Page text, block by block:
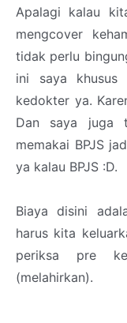
Apalagi kalau
mengcover
tidak perlu
ini saya khusus
kedokter ya.
Dan saya juga
memakai BPJS
ya kalau BPJS :D.
Biaya disini
harus kita
periksa pre
(melahirkan).